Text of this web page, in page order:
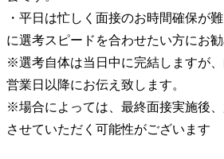
・平日は忙しく面接のお時間確保が
に選考スピードを合わせたい方にお勧
※選考自体は当日中に完結しますが
営業日以降にお伝え致します。
※場合によっては、最終面接実施後
させていただく可能性がございます